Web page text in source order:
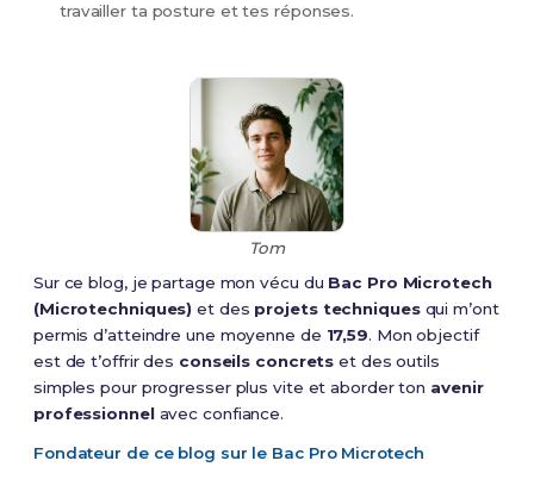
travailler ta posture et tes réponses.
Tom
Sur ce blog, je partage mon vécu du Bac Pro Microtech
(Microtechniques) et des projets techniquesqui m’ont
permis d’atteindre une moyenne de 17,59. Mon objectif
est de t’offrir des conseils concrets et des outils
simples pour progresser plus vite et aborder ton avenir
professionnelavec confiance.
Fondateur de ce blog sur le Bac Pro Microtech